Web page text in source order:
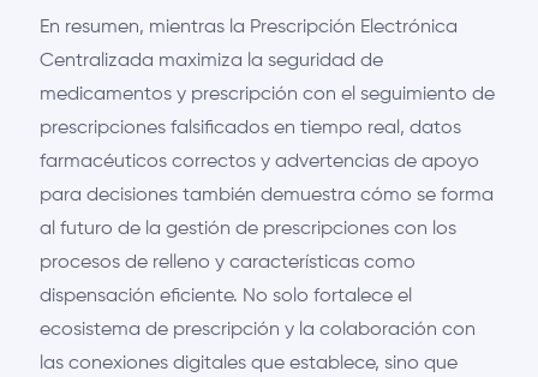
En resumen, mientras la Prescripción Electrónica
Centralizada maximiza la seguridad de
medicamentos y prescripción con el seguimiento de
prescripciones falsificados en tiempo real, datos
farmacéuticos correctos y advertencias de apoyo
para decisiones también demuestra cómo se forma
al futuro de la gestión de prescripciones con los
procesos de relleno y características como
dispensación eficiente. No solo fortalece el
ecosistema de prescripción y la colaboración con
las conexiones digitales que establece, sino que